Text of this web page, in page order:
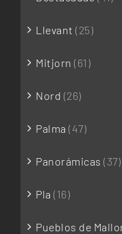
Llevant (25)
Mitjorn (61)
Nord (26)
Palma (47)
Panorámicas (37)
Pla (16)
Pueblos de